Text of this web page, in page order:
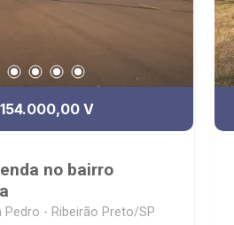
V
no bairro
Pedro - Ribeirão Preto/SP